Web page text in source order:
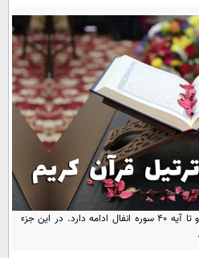
حوادث
سلامت
برش دانایی
محیط زیست
سفر و تفریح
بین الملل
خارجی
و هنر
و دانش
فناوری و It
علمی
قرآن
گوناگون
باشگاه مغز
تصویری سلاح
اقتصاد
ورزش
عصر ایران 2
ها و دیدنی ها
داستان کوتاه
آموزش زبان
این جزء از آیه 88 سوره اعراف آغاز و تا آیه 40 سوره انفال ادامه دارد. در این جزء